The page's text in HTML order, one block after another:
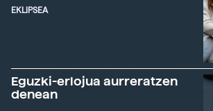
EKLIPSEA
Eguzki-erlojua aurreratzen
denean